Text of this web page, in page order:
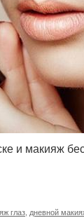
и макияж
глаз дневной